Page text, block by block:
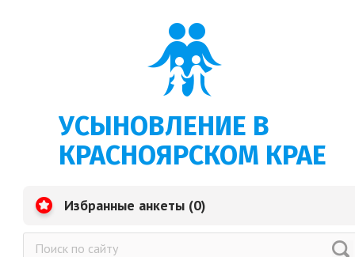
УСЫНОВЛЕНИЕ В
КРАСНОЯРСКОМ КРАЕ
Избранные анкеты (0)